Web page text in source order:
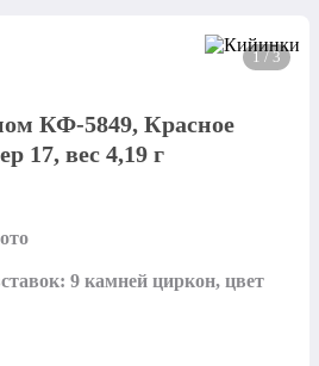
1 / 3
КФ-5849, Красное
17, вес 4,19 г
9 камней циркон, цвет